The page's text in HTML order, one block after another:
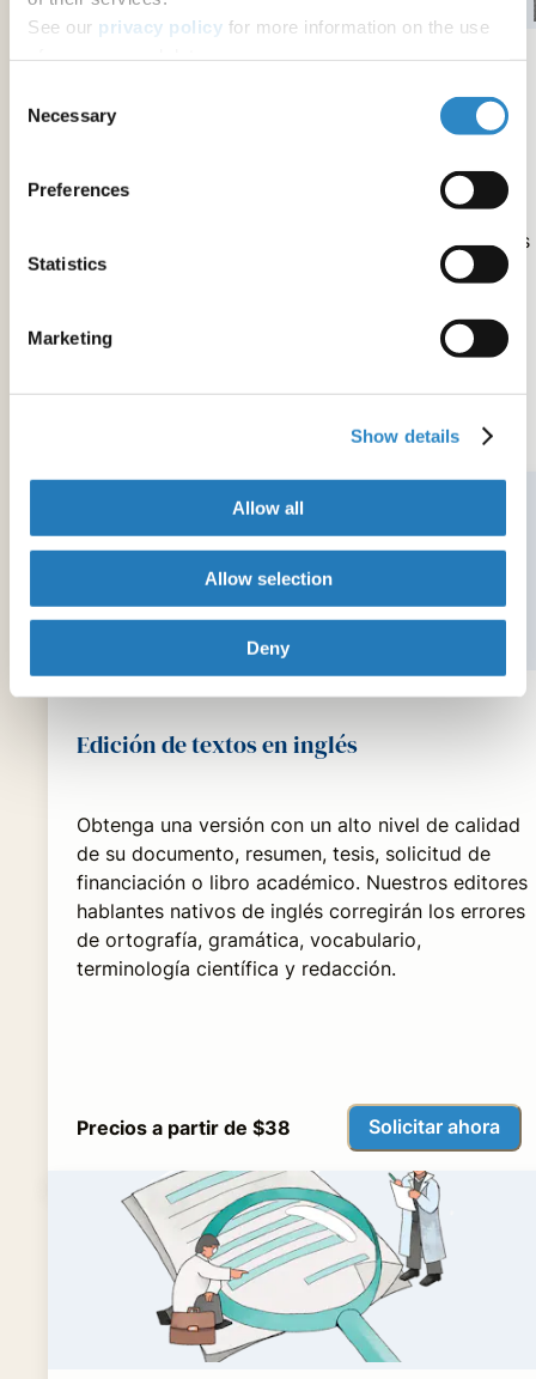
See our privacy policy for more information on the use
Selection
Necessary
Preferences
Statistics
Marketing
Show details
Allow all
Allow selection
Deny
Edición lingüística digital
Nuestro servicio de edición lingüística digital,
evaluación y edición lingüística rápidas y precisas
en tan solo 5 minutos.
Solicitar ahora
Edición de textos en inglés
Obtenga una versión con un alto nivel de calidad
de su documento, resumen, tesis, solicitud de
financiación o libro académico. Nuestros editores
hablantes nativos de inglés corregirán los errores
de ortografía, gramática, vocabulario,
terminología científica y redacción.
Precios a partir de $38 Solicitar ahora